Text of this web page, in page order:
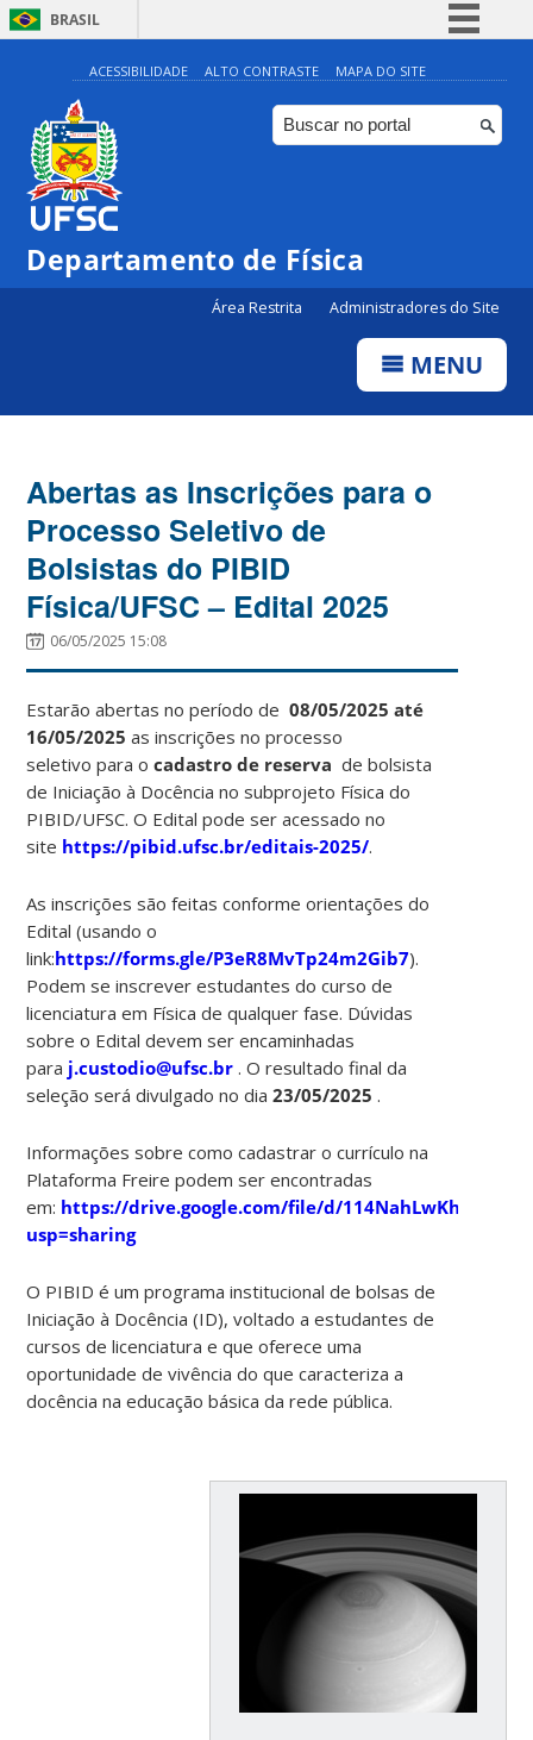
BRASIL
Simplifique!
Comunica BR
Participe
Canais
ACESSIBILIDADE ALTO CONTRASTE MAPA DO SITE
Departamento de Física
Área Restrita Administradores do Site
MENU
Abertas as Inscrições para o
Processo Seletivo de
Bolsistas do PIBID
Física/UFSC – Edital 2025
06/05/2025 15:08
Estarão abertas no período de08/05/2025 até
16/05/2025 as inscrições no processo
seletivo para ocadastro de reserva de bolsista
de Iniciação à Docência no subprojeto Física do
PIBID/UFSC. O Edital pode ser acessado no
site https://pibid.ufsc.br/editais-2025/.
As inscrições são feitas conforme orientações do
Edital (usando o
link:https://forms.gle/P3eR8MvTp24m2Gib7).
Podem se inscrever estudantes do curso de
licenciatura em Física de qualquer fase. Dúvidas
sobre o Edital devem ser encaminhadas
para j.custodio@ufsc.br . O resultado final da
seleção será divulgado no dia23/05/2025 .
Informações sobre como cadastrar o currículo na
Plataforma Freire podem ser encontradas
em: https://drive.google.com/file/d/
usp=sharing
O PIBID é um programa institucional de bolsas de
Iniciação à Docência (ID), voltado a estudantes de
cursos de licenciatura e que oferece uma
oportunidade de vivência do que caracteriza a
docência na educação básica da rede pública.